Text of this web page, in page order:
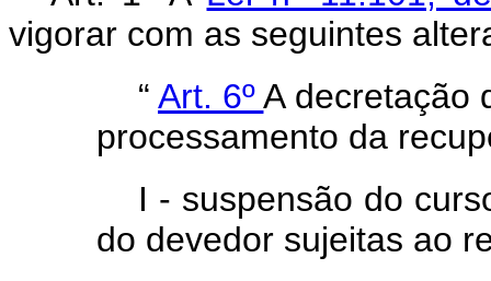
vigorar com as seguintes
“Art. 6ºA decretação
processamento da
I - suspensão do
do devedor sujeitas ao